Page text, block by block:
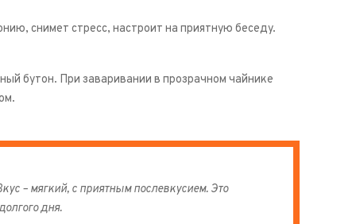
снимет стресс, настроит на приятную беседу.
бутон. При заваривании в прозрачном чайнике
– мягкий, с приятным послевкусием. Это
дня.